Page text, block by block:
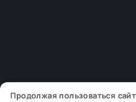
Продолжая пользоваться